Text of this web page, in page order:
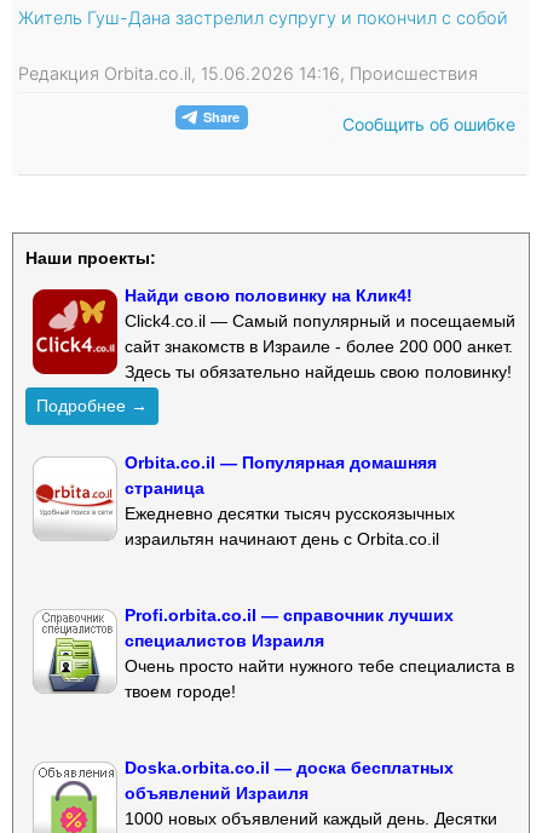
Житель Гуш-Дана застрелил супругу и покончил с собой
Редакция Orbita.co.il, 15.06.2026 14:16, Происшествия
Сообщить об ошибке
Наши проекты:
Найди свою половинку на Клик4!
Click4.co.il — Самый популярный и посещаемый
сайт знакомств в Израиле - более 200 000 анкет.
Здесь ты обязательно найдешь свою половинку!
Подробнее →
Orbita.co.il — Популярная домашняя
страница
Ежедневно десятки тысяч русскоязычных
израильтян начинают день с Orbita.co.il
Profi.orbita.co.il — справочник лучших
специалистов Израиля
Очень просто найти нужного тебе специалиста в
твоем городе!
Doska.orbita.co.il — доска бесплатных
объявлений Израиля
1000 новых объявлений каждый день. Десятки